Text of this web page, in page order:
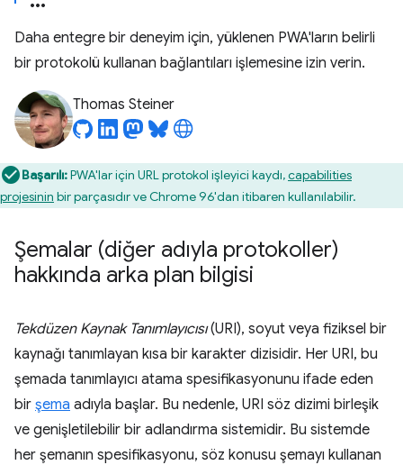
Daha entegre bir deneyim için, yüklenen PWA'ların belirli
bir protokolü kullanan bağlantıları işlemesine izin verin.
Thomas Steiner
Başarılı:PWA'lar için URL protokol işleyici kaydı,capabilities
projesinin bir parçasıdır ve Chrome 96'dan itibaren kullanılabilir.
Şemalar (diğer adıyla protokoller)
hakkında arka plan bilgisi
Tekdüzen Kaynak Tanımlayıcısı(URI), soyut veya fiziksel bir
kaynağı tanımlayan kısa bir karakter dizisidir. Her URI, bu
şemada tanımlayıcı atama spesifikasyonunu ifade eden
bir şema adıyla başlar. Bu nedenle, URI söz dizimi birleşik
ve genişletilebilir bir adlandırma sistemidir. Bu sistemde
her şemanın spesifikasyonu, söz konusu şemayı kullanan